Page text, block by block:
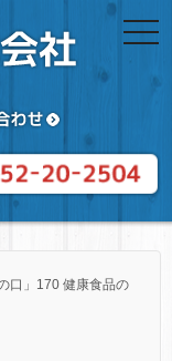
口」170 健康食品の